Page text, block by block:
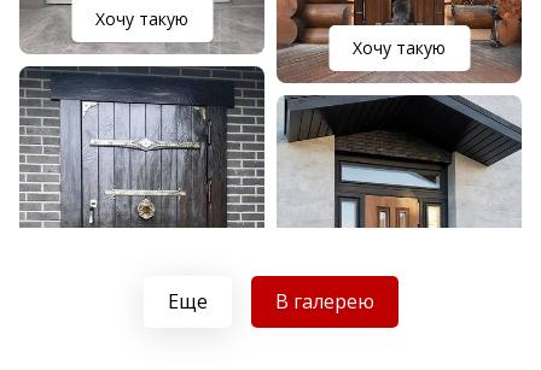
Хочу такую
Хочу такую
Еще В галерею